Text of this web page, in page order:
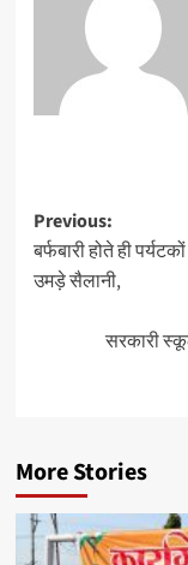
Previous:
बर्फबारी होते ही
उमड़े सैलानी,
सरकारी
More Stories